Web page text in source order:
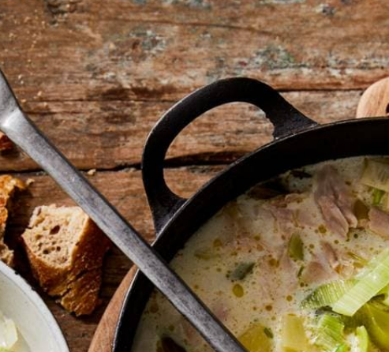
maaltijdsoep
staan. Breng het water aan de kook en laat de kip in 15-20 min. gaar
boogjes. Was de prei en de bleekselderij. Snipper de ui en snijd de
een soeppan en fruit hierin de prei, bleekselderij, ui, knoflook en
de kippenbouillon en het kookwater van de kip toe. Houd 20-25 min.
2 vorken van het bot en voeg toe aan de soep. Voeg de slagroom toe en
meerzaden.
Wat vond je van dit recept?